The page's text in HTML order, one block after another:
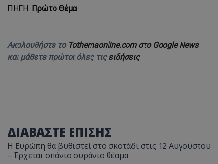
ΠΗΓΗ: Πρώτο Θέμα
Ακολουθήστε το Tothemaonline.com στο Google News
και μάθετε πρώτοι όλες τις ειδήσεις
ΔΙΑΒΑΣΤΕ ΕΠΙΣΗΣ
Η Ευρώπη θα βυθιστεί στο σκοτάδι στις 12 Αυγούστου
– Έρχεται σπάνιο ουράνιο θέαμα